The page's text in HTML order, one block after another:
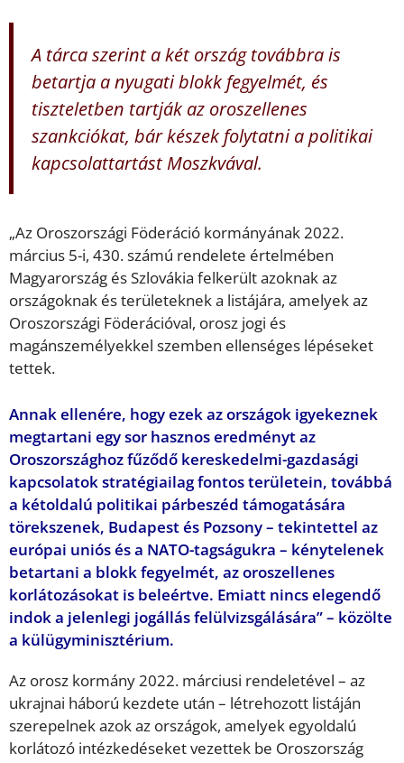
A tárca szerint a két ország továbbra is
betartja a nyugati blokk fegyelmét, és
tiszteletben tartják az oroszellenes
szankciókat, bár készek folytatni a politikai
kapcsolattartást Moszkvával.
„Az Oroszországi Föderáció kormányának 2022.
március 5-i, 430. számú rendelete értelmében
Magyarország és Szlovákia felkerült azoknak az
országoknak és területeknek a listájára, amelyek az
Oroszországi Föderációval, orosz jogi és
magánszemélyekkel szemben ellenséges lépéseket
tettek.
Annak ellenére, hogy ezek az országok igyekeznek
megtartani egy sor hasznos eredményt az
Oroszországhoz fűződő kereskedelmi-gazdasági
kapcsolatok stratégiailag fontos területein, továbbá
a kétoldalú politikai párbeszéd támogatására
törekszenek, Budapest és Pozsony – tekintettel az
európai uniós és a NATO-tagságukra – kénytelenek
betartani a blokk fegyelmét, az oroszellenes
korlátozásokat is beleértve. Emiatt nincs elegendő
indok a jelenlegi jogállás felülvizsgálására” – közölte
a külügyminisztérium.
Az orosz kormány 2022. márciusi rendeletével – az
ukrajnai háború kezdete után – létrehozott listáján
szerepelnek azok az országok, amelyek egyoldalú
korlátozó intézkedéseket vezettek be Oroszország